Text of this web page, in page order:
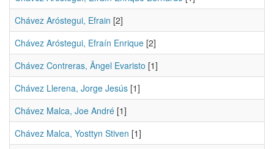
Chávez Aróstegui, Efrain [2]
Chávez Aróstegui, Efraín Enrique [2]
Chávez Contreras, Ängel Evaristo [1]
Chávez Llerena, Jorge Jesús [1]
Chávez Malca, Joe André [1]
Chávez Malca, Yosttyn Stiven [1]